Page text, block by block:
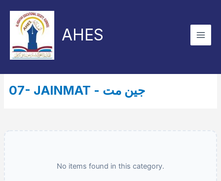
content
AHES
07- JAINMAT - جین مت
No items found in this category.